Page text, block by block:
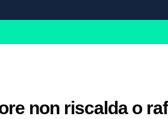
non riscalda o